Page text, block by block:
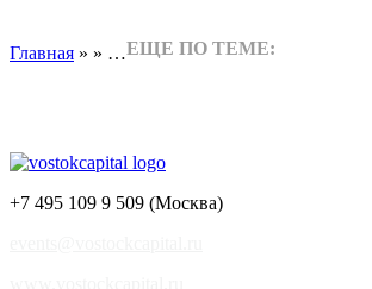
Главная » » …ЕЩЕ ПО ТЕМЕ:
+7 495 109 9 509 (Москва)